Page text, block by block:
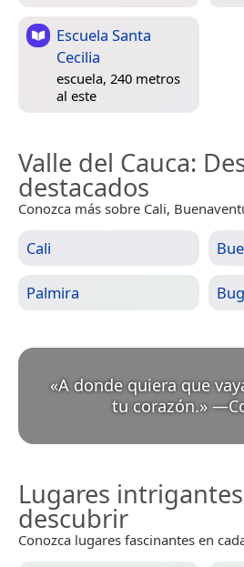
Escuela Santa
Cecilia
escuela, 240 metros
al este
Valle del Cauca:
destacados
Conozca más sobre Cali,
Cali
Palmira
«A donde quiera que
tu corazón.» —
Lugares
descubrir
Conozca lugares fascinantes en